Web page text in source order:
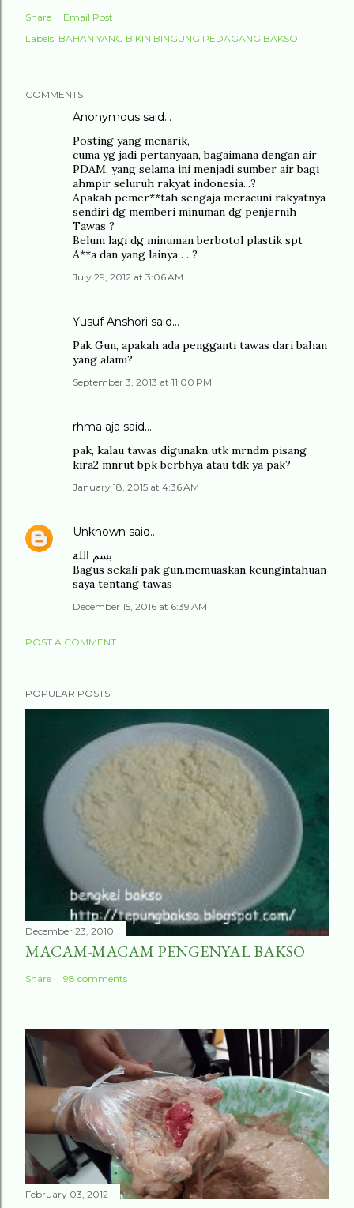
Share
Email Post
Labels: BAHAN YANG BIKIN BINGUNG PEDAGANG BAKSO
COMMENTS
Anonymous said…
Posting yang menarik,
cuma yg jadi pertanyaan, bagaimana dengan air
PDAM, yang selama ini menjadi sumber air bagi
ahmpir seluruh rakyat indonesia...?
Apakah pemer**tah sengaja meracuni rakyatnya
sendiri dg memberi minuman dg penjernih
Tawas ?
Belum lagi dg minuman berbotol plastik spt
A**a dan yang lainya . . ?
July 29, 2012 at 3:06 AM
Yusuf Anshori said…
Pak Gun, apakah ada pengganti tawas dari bahan
yang alami?
September 3, 2013 at 11:00 PM
rhma aja said…
pak, kalau tawas digunakn utk mrndm pisang
kira2 mnrut bpk berbhya atau tdk ya pak?
January 18, 2015 at 4:36 AM
Unknown said…
بسم اللة
Bagus sekali pak gun.memuaskan keungintahuan
saya tentang tawas
December 15, 2016 at 6:39 AM
POST A COMMENT
POPULAR POSTS
December 23, 2010
MACAM-MACAM PENGENYAL BAKSO
Share 98 comments
February 03, 2012